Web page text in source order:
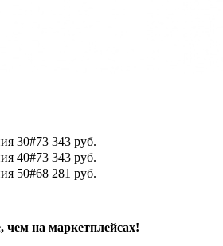
30#73 343 руб.
40#73 343 руб.
50#68 281 руб.
чем на маркетплейсах!